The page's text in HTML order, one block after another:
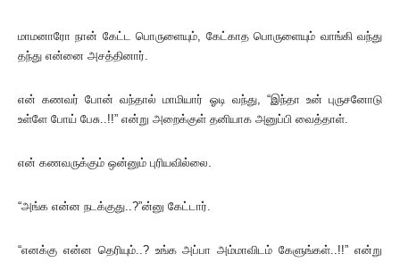
மாமனாரோ நான் கேட்ட பொருளையும், கேட்காத பொருளையும் வாங்கி வந்து
தந்து என்னை அசத்தினார்.
என் கணவர் போன் வந்தால் மாமியார் ஓடி வந்து, “இந்தா உன் புருசனோடு
உள்ளே போய் பேசு..!!” என்று அறைக்குள் தனியாக அனுப்பி வைத்தாள்.
என் கணவருக்கும் ஒன்னும் புரியவில்லை.
“அங்க என்ன நடக்குது..?”ன்னு கேட்டார்.
“எனக்கு என்ன தெரியும்..? உங்க அப்பா அம்மாவிடம் கேளுங்கள்..!!” என்று